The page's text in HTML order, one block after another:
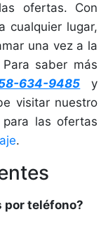
ofertas. Con
cualquier lugar,
una vez a la
saber más
634-9485 y
visitar nuestro
para las ofertas
.
por teléfono?